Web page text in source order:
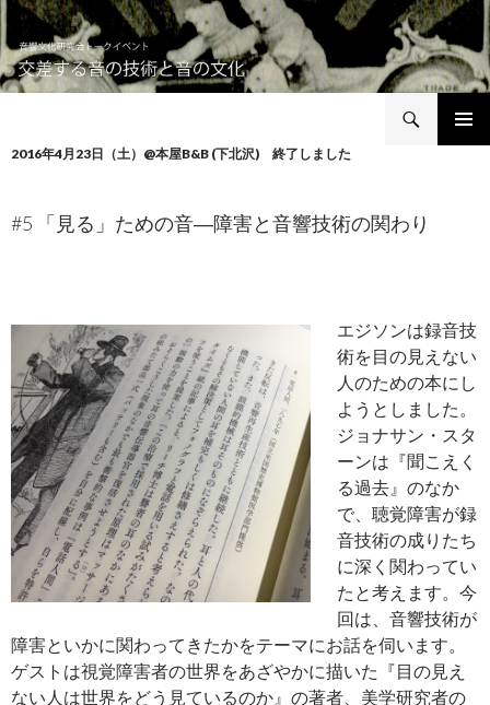
音響文化研究会トークイベント 交差する音の技術と音の文化
ン
ツ
2016年4月23日（土）@本屋B&B (下北沢) 終了しました
#5 「見る」ための音―障害と音響技術の関わり
エジソンは録音技
術を目の見えない
人のための本にし
ようとしました。
ジョナサン・スタ
ーンは『聞こえく
る過去』のなか
で、聴覚障害が録
音技術の成りたち
に深く関わってい
たと考えます。今
回は、音響技術が
障害といかに関わってきたかをテーマにお話を伺います。
ゲストは視覚障害者の世界をあざやかに描いた『目の見え
ない人は世界をどう見ているのか』の著者、美学研究者の